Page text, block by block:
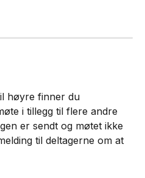
høyre finner du
i tillegg til flere andre
er sendt og møtet ikke
til deltagerne om at